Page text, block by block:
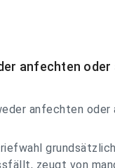
anfechten oder
anfechten oder
zeugt von